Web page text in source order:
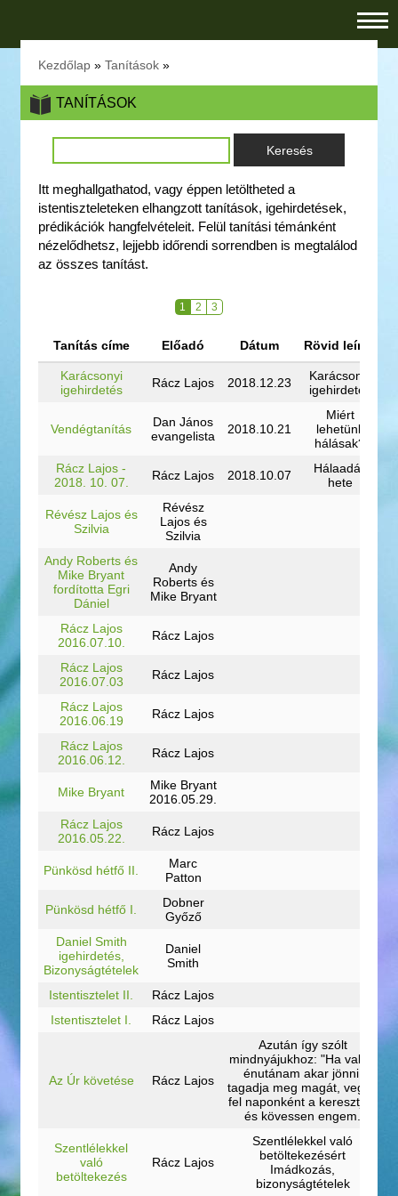
Kezdőlap »Tanítások »
TANÍTÁSOK
Itt meghallgathatod, vagy éppen letöltheted a
istentiszteleteken elhangzott tanítások, igehirdetések,
prédikációk hangfelvételeit. Felül tanítási témánként
nézelődhetsz, lejjebb időrendi sorrendben is megtalálod
az összes tanítást.
1 2 3
Tanítás címe Előadó Dátum Rövid leírás
Karácsonyi
igehirdetés
Rácz Lajos 2018.12.23
Karácsonyi
igehirdetés
Vendégtanítás
Dan János
evangelista
2018.10.21
Miért
lehetünk
hálásak?
Rácz Lajos -
2018. 10. 07.
Rácz Lajos 2018.10.07
Hálaadás
hete
Révész Lajos és
Szilvia
Révész
Lajos és
Szilvia
Andy Roberts és
Mike Bryant
fordította Egri
Dániel
Andy
Roberts és
Mike Bryant
Rácz Lajos
2016.07.10.
Rácz Lajos
Rácz Lajos
2016.07.03
Rácz Lajos
Rácz Lajos
2016.06.19
Rácz Lajos
Rácz Lajos
2016.06.12.
Rácz Lajos
Mike Bryant
Mike Bryant
2016.05.29.
Rácz Lajos
2016.05.22.
Rácz Lajos
Pünkösd hétfő II.
Marc
Patton
Pünkösd hétfő I.
Dobner
Győző
Daniel Smith
igehirdetés,
Bizonyságtételek
Daniel
Smith
Istentisztelet II.
Rácz Lajos
Istentisztelet I.
Rácz Lajos
Az Úr követése Rácz Lajos
Azután így szólt
mindnyájukhoz: "Ha valaki
énutánam akar jönni,
tagadja meg magát, vegye
fel naponként a keresztjét,
és kövessen engem.
Szentlélekkel
való
betöltekezés
Rácz Lajos
Szentlélekkel való
betöltekezésért
Imádkozás,
bizonyságtételek